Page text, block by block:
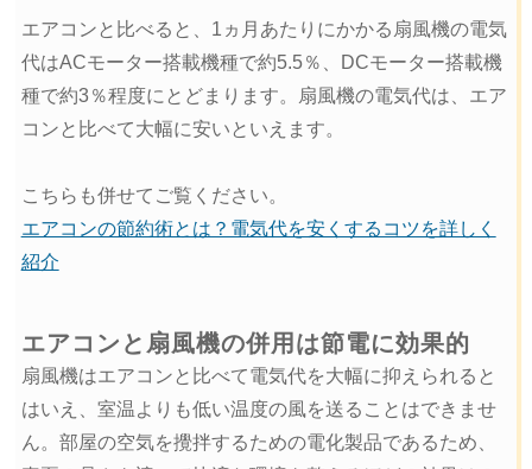
エアコンと比べると、1ヵ月あたりにかかる扇風機の電気
代はACモーター搭載機種で約5.5％、DCモーター搭載機
種で約3％程度にとどまります。扇風機の電気代は、エア
コンと比べて大幅に安いといえます。
こちらも併せてご覧ください。
エアコンの節約術とは？電気代を安くするコツを詳しく
紹介
エアコンと扇風機の併用は節電に効果的
扇風機はエアコンと比べて電気代を大幅に抑えられると
はいえ、室温よりも低い温度の風を送ることはできませ
ん。部屋の空気を攪拌するための電化製品であるため、